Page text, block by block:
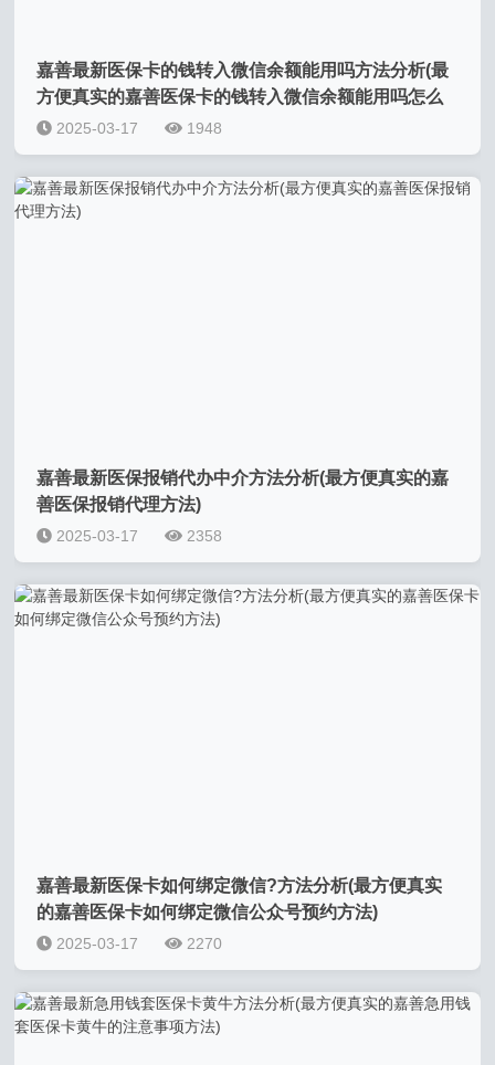
嘉善最新医保卡的钱转入微信余额能用吗方法分析(最
方便真实的嘉善医保卡的钱转入微信余额能用吗怎么
查方法)
2025-03-17 1948
嘉善最新医保报销代办中介方法分析(最方便真实的嘉
善医保报销代理方法)
2025-03-17 2358
嘉善最新医保卡如何绑定微信?方法分析(最方便真实
的嘉善医保卡如何绑定微信公众号预约方法)
2025-03-17 2270